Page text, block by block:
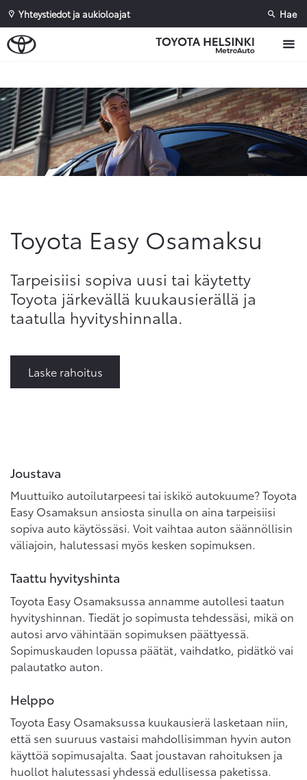
Yhteystiedot ja aukioloajat Hae
Toyota Easy Osamaksu
Tarpeisiisi sopiva uusi tai käytetty
Toyota järkevällä kuukausierällä ja
taatulla hyvityshinnalla.
Laske rahoitus
Joustava
Muuttuiko autoilutarpeesi tai iskikö autokuume? Toyota
Easy Osamaksun ansiosta sinulla on aina tarpeisiisi
sopiva auto käytössäsi. Voit vaihtaa auton säännöllisin
väliajoin, halutessasi myös kesken sopimuksen.
Taattu hyvityshinta
Toyota Easy Osamaksussa annamme autollesi taatun
hyvityshinnan. Tiedät jo sopimusta tehdessäsi, mikä on
autosi arvo vähintään sopimuksen päättyessä.
Sopimuskauden lopussa päätät, vaihdatko, pidätkö vai
palautatko auton.
Helppo
Toyota Easy Osamaksussa kuukausierä lasketaan niin,
että sen suuruus vastaisi mahdollisimman hyvin auton
käyttöä sopimusajalta. Saat joustavan rahoituksen ja
huollot halutessasi yhdessä edullisessa paketissa.